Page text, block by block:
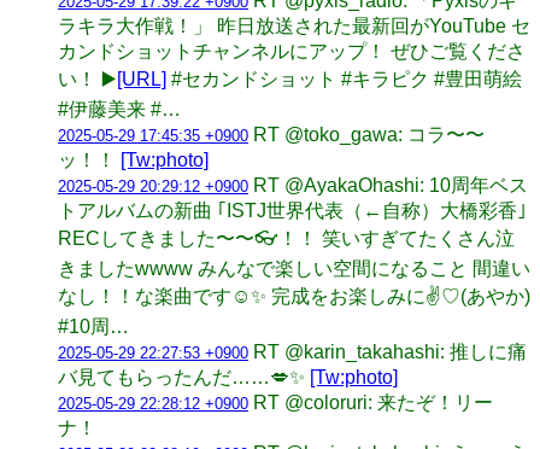
ラキラ大作戦！」 昨日放送された最新回がYouTube セ
カンドショットチャンネルにアップ！ ぜひご覧くださ
い！ ▶️[URL] #セカンドショット #キラピク #豊田萌絵
#伊藤美来 #…
2025-05-29 17:45:35 +0900 RT @toko_gawa: コラ〜〜
ッ！！
[Tw:photo]
2025-05-29 20:29:12 +0900 RT @AyakaOhashi: 10周年ベス
トアルバムの新曲 ｢ISTJ世界代表（←自称）大橋彩香｣
RECしてきました〜〜👓！！ 笑いすぎてたくさん泣
きましたwwww みんなで楽しい空間になること 間違い
なし！！な楽曲です☺️✨ 完成をお楽しみに✌️♡(あやか)
#10周…
2025-05-29 22:27:53 +0900 RT @karin_takahashi: 推しに痛
バ見てもらったんだ……💋✨ [Tw:photo]
2025-05-29 22:28:12 +0900 RT @coloruri: 来たぞ！リー
ナ！